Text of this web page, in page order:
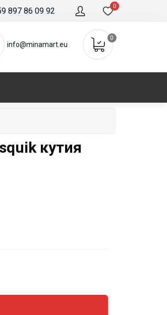
0
897 86 09 92
info@minamart.eu
0
кутия